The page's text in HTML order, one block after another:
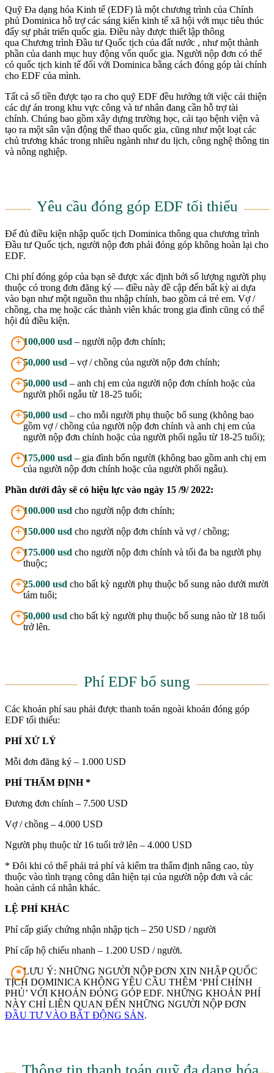
Quỹ Đa dạng hóa Kinh tế (EDF) là một chương trình của Chính
phủ Dominica hỗ trợ các sáng kiến ​​kinh tế xã hội với mục tiêu thúc
đẩy sự phát triển quốc gia. Điều này được thiết lập thông
qua Chương trình Đầu tư Quốc tịch của đất nước , như một thành
phần của danh mục huy động vốn quốc gia. Người nộp đơn có thể
có quốc tịch kinh tế đối với Dominica bằng cách đóng góp tài chính
cho EDF của mình.
Tất cả số tiền được tạo ra cho quỹ EDF đều hướng tới việc cải thiện
các dự án trong khu vực công và tư nhân đang cần hỗ trợ tài
chính. Chúng bao gồm xây dựng trường học, cải tạo bệnh viện và
tạo ra một sân vận động thể thao quốc gia, cũng như một loạt các
chủ trương khác trong nhiều ngành như du lịch, công nghệ thông tin
và nông nghiệp.
Yêu cầu đóng góp EDF tối thiểu
Để đủ điều kiện nhập quốc tịch Dominica thông qua chương trình
Đầu tư Quốc tịch, người nộp đơn phải đóng góp không hoàn lại cho
EDF.
Chi phí đóng góp của bạn sẽ được xác định bởi số lượng người phụ
thuộc có trong đơn đăng ký — điều này đề cập đến bất kỳ ai dựa
vào bạn như một nguồn thu nhập chính, bao gồm cả trẻ em. Vợ /
chồng, cha mẹ hoặc các thành viên khác trong gia đình cũng có thể
hội đủ điều kiện.
+100,000 usd – người nộp đơn chính;
+50,000 usd – vợ / chồng của người nộp đơn chính;
+50,000 usd – anh chị em của người nộp đơn chính hoặc của
người phối ngẫu từ 18-25 tuổi;
+50,000 usd – cho mỗi người phụ thuộc bổ sung (không bao
gồm vợ / chồng của người nộp đơn chính và anh chị em của
người nộp đơn chính hoặc của người phối ngẫu từ 18-25 tuổi);
+175,000 usd – gia đình bốn người (không bao gồm anh chị em
của người nộp đơn chính hoặc của người phối ngẫu).
Phần dưới đây sẽ có hiệu lực vào ngày 15 /9/ 2022:
+100.000 usd cho người nộp đơn chính;
+150.000 usd cho người nộp đơn chính và vợ / chồng;
+175.000 usd cho người nộp đơn chính và tối đa ba người phụ
thuộc;
+25.000 usd cho bất kỳ người phụ thuộc bổ sung nào dưới mười
tám tuổi;
+50,000 usd cho bất kỳ người phụ thuộc bổ sung nào từ 18 tuổi
trở lên.
Phí EDF bổ sung
Các khoản phí sau phải được thanh toán ngoài khoản đóng góp
EDF tối thiểu:
PHÍ XỬ LÝ
Mỗi đơn đăng ký – 1.000 USD
PHÍ THẨM ĐỊNH *
Đương đơn chính – 7.500 USD
Vợ / chồng – 4.000 USD
Người phụ thuộc từ 16 tuổi trở lên – 4.000 USD
* Đôi khi có thể phải trả phí và kiểm tra thẩm định nâng cao, tùy
thuộc vào tình trạng công dân hiện tại của người nộp đơn và các
hoàn cảnh cá nhân khác.
LỆ PHÍ KHÁC
Phí cấp giấy chứng nhận nhập tịch – 250 USD / người
Phí cấp hộ chiếu nhanh – 1.200 USD / người.
* LƯU Ý: NHỮNG NGƯỜI NỘP ĐƠN XIN NHẬP QUỐC
TỊCH DOMINICA KHÔNG YÊU CẦU THÊM ‘PHÍ CHÍNH
PHỦ’ VỚI KHOẢN ĐÓNG GÓP EDF. NHỮNG KHOẢN PHÍ
NÀY CHỈ LIÊN QUAN ĐẾN NHỮNG NGƯỜI NỘP ĐƠN
ĐẦU TƯ VÀO BẤT ĐỘNG SẢN.
Thông tin thanh toán quỹ đa dạng hóa